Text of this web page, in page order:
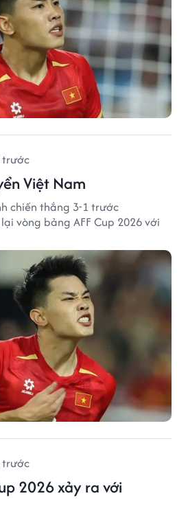
trước
Việt Nam
chiến thắng 3-1 trước
vòng bảng AFF Cup 2026 với
trước
2026 xảy ra với